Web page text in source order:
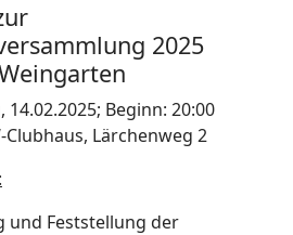
2025
14.02.2025; Beginn: 20:00
Clubhaus, Lärchenweg 2
und Feststellung der